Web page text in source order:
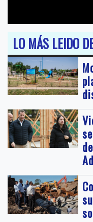
LO MÁS LEIDO